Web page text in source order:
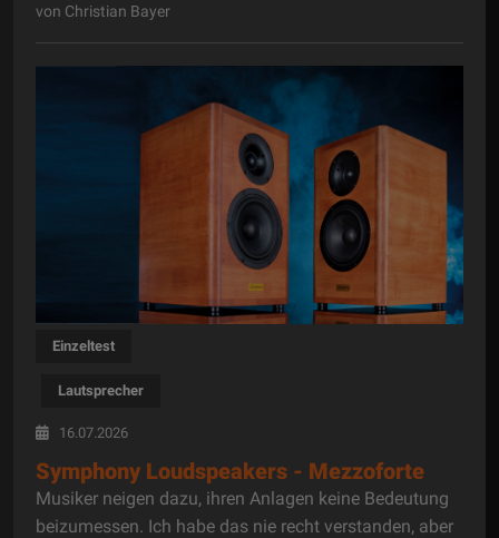
von Christian Bayer
Einzeltest
Lautsprecher
16.07.2026
Symphony Loudspeakers - Mezzoforte
Musiker neigen dazu, ihren Anlagen keine Bedeutung
beizumessen. Ich habe das nie recht verstanden, aber